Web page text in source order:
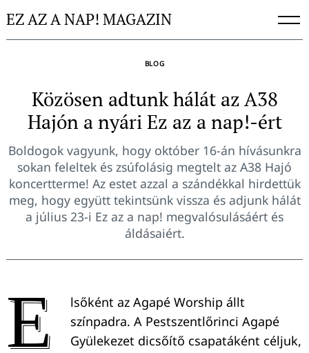
toEZ AZ A NAP! MAGAZIN
BLOG
Közösen adtunk hálát az A38
Hajón a nyári Ez az a nap!-ért
Boldogok vagyunk, hogy október 16-án hívásunkra
sokan feleltek és zsúfolásig megtelt az A38 Hajó
koncertterme! Az estet azzal a szándékkal hirdettük
meg, hogy együtt tekintsünk vissza és adjunk hálát
a július 23-i Ez az a nap! megvalósulásáért és
áldásaiért.
E
lsőként az Agapé Worship állt
színpadra. A Pestszentlőrinci Agapé
Gyülekezet dicsőítő csapatáként céljuk,